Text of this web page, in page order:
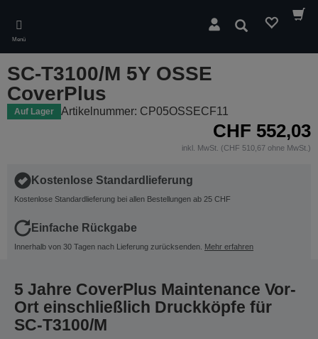
main
content
Menü
Suchen
SC-T3100/M 5Y OSSE
CoverPlus
Auf Lager Artikelnummer: CP05OSSECF11
CHF 552,03
inkl. MwSt. (CHF 510,67 ohne MwSt.)
Kostenlose Standardlieferung
Kostenlose Standardlieferung bei allen Bestellungen ab 25 CHF
Einfache Rückgabe
Innerhalb von 30 Tagen nach Lieferung zurücksenden. Mehr erfahren
5 Jahre CoverPlus Maintenance Vor-
Ort einschließlich Druckköpfe für
SC-T3100/M